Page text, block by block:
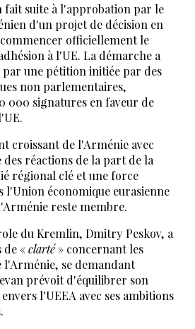
fait suite à l'approbation par le
d'un projet de décision en
officiellement le
à l'UE. La démarche a
par une pétition initiée par des
non parlementaires,
000 signatures en faveur de
croissant de l'Arménie avec
des réactions de la part de la
régional clé et une force
l'Union économique eurasienne
reste membre.
du Kremlin, Dmitry Peskov, a
de «clarté» concernant les
se demandant
prévoit d'équilibrer son
l'UEEA avec ses ambitions